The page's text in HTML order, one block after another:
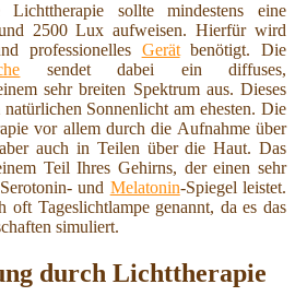
Lichttherapie sollte mindestens eine
2500 Lux aufweisen. Hierfür wird
professionelles Gerätbenötigt. Die
sendet dabei ein diffuses,
sehr breiten Spektrum aus. Dieses
Sonnenlicht am ehesten. Die
vor allem durch die Aufnahme über
auch in Teilen über die Haut. Das
Teil Ihres Gehirns, der einen sehr
und Melatonin-Spiegel leistet.
Tageslichtlampe genannt, da es das
simuliert.
durch Lichttherapie